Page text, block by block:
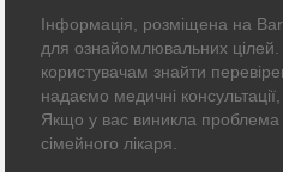
Інформація, розміщена на
для ознайомлювальних
користувачам знайти
надаємо медичні
Якщо у вас виникла проблема
сімейного лікаря.